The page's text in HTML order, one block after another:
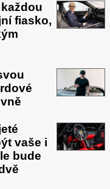
fiasko,
vaše i
bude